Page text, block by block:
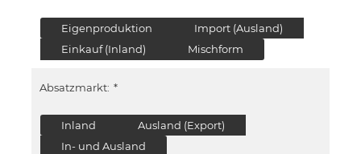
Eigenproduktion
Import (Ausland)
Einkauf (Inland)
Mischform
Absatzmarkt: *
Inland
Ausland (Export)
In- und Ausland